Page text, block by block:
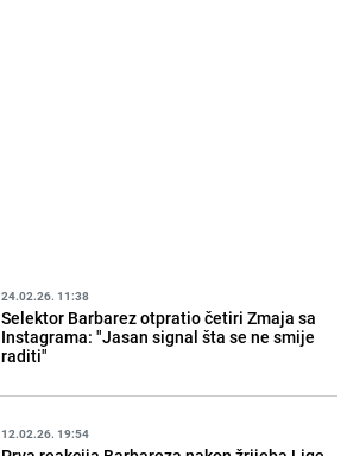
24.02.26. 11:38
Selektor Barbarez otpratio četiri Zmaja sa
Instagrama: "Jasan signal šta se ne smije
raditi"
12.02.26. 19:54